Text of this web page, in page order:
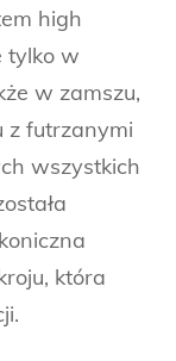
high
tylko w
w zamszu,
z futrzanymi
wszystkich
która